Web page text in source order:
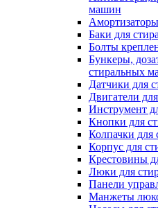
машин
Баки для
Болты
Бункеры,
стиральных
Датчики для
Двигатели
Инструмент
Кнопки для
Колпачки
Корпус для
Крестовины
Люки для
Панели
Манжеты